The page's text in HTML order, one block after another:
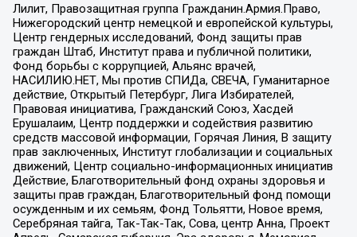
Лилит, Правозащитная группа Гражданин.Армия.Право,
Нижегородский центр немецкой и европейской культуры,
Центр гендерных исследований, Фонд защиты прав
граждан Штаб, Институт права и публичной политики,
Фонд борьбы с коррупцией, Альянс врачей,
НАСИЛИЮ.НЕТ, Мы против СПИДа, СВЕЧА, Гуманитарное
действие, Открытый Петербург, Лига Избирателей,
Правовая инициатива, Гражданский Союз, Хасдей
Ерушалаим, Центр поддержки и содействия развитию
средств массовой информации, Горячая Линия, В защиту
прав заключенных, Институт глобализации и социальных
движений, Центр социально-информационных инициатив
Действие, Благотворительный фонд охраны здоровья и
защиты прав граждан, Благотворительный фонд помощи
осужденным и их семьям, Фонд Тольятти, Новое время,
Серебряная тайга, Так-Так-Так, Сова, центр Анна, Проект